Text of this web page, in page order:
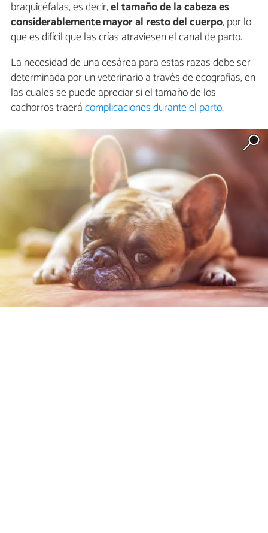
braquicéfalas, es decir,el tamaño de la cabeza es
considerablemente mayor al resto del cuerpo, por lo
que es difícil que las crías atraviesen el canal de parto.
La necesidad de una cesárea para estas razas debe ser
determinada por un veterinario a través de ecografías, en
las cuales se puede apreciar si el tamaño de los
cachorros traerácomplicaciones durante el parto.